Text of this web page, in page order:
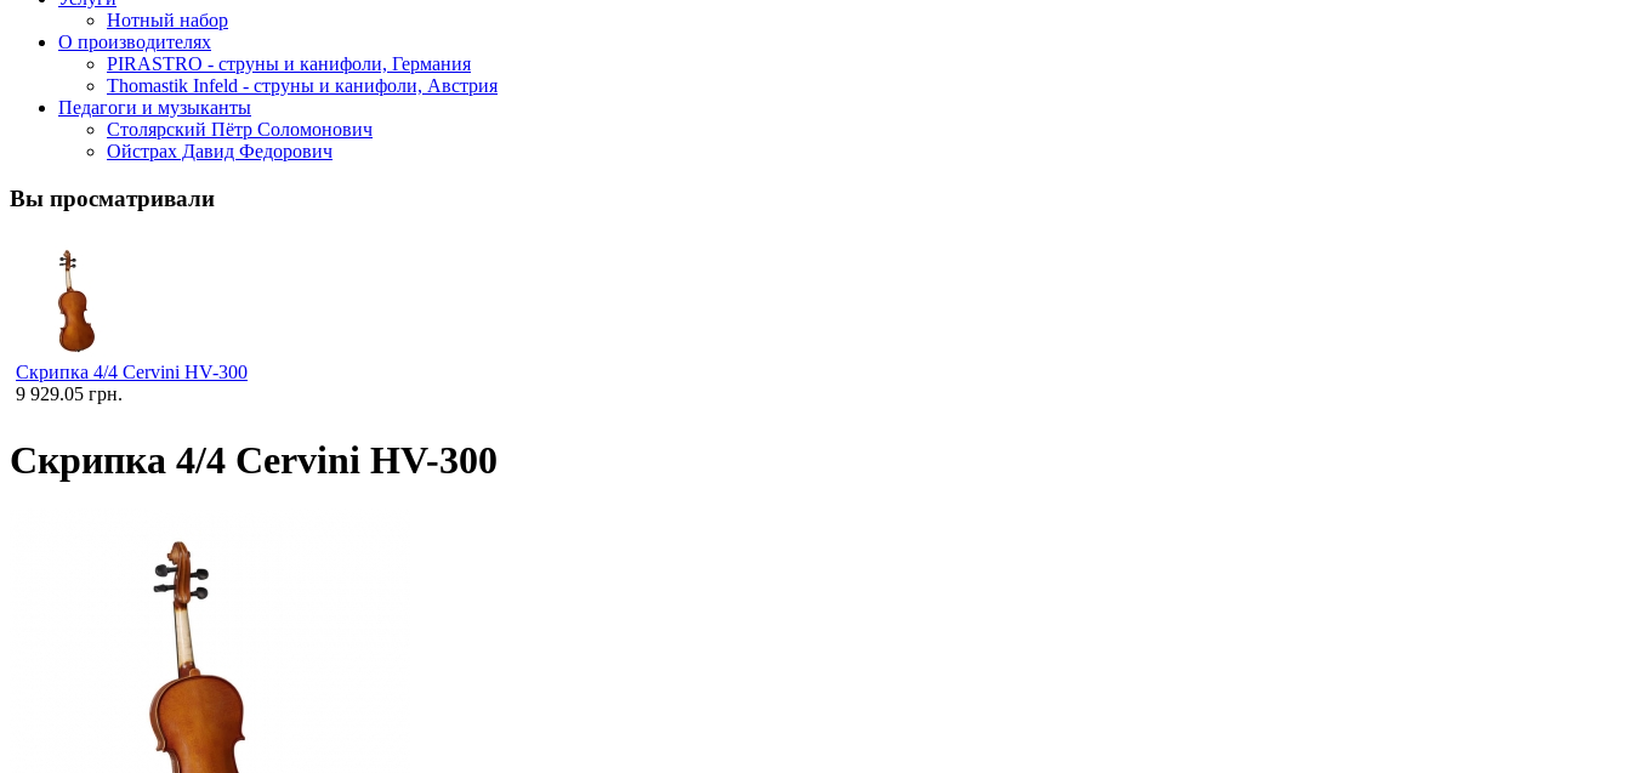
Нотный набор
О производителях
PIRASTRO - струны и канифоли, Германия
Thomastik Infeld - струны и канифоли, Австрия
Педагоги и музыканты
Столярский Пётр Соломонович
Ойстрах Давид Федорович
Вы просматривали
Скрипка 4/4 Cervini HV-300
9 929.05 грн.
Скрипка 4/4 Cervini HV-300